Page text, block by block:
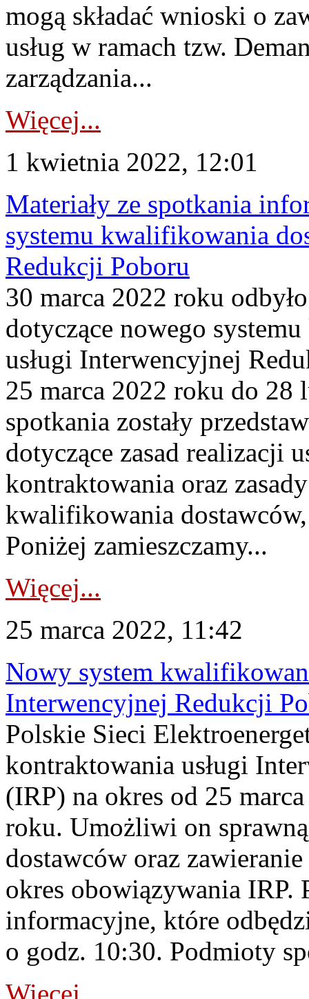
mogą składać wnioski o
usług w ramach tzw.
zarządzania...
Więcej...
1 kwietnia 2022, 12:01
Materiały ze spotkania
systemu kwalifikowania
Redukcji Poboru
30 marca 2022 roku
dotyczące nowego
usługi Interwencyjnej
25 marca 2022 roku do 28
spotkania zostały
dotyczące zasad realizacji
kontraktowania oraz
kwalifikowania
Poniżej zamieszczamy...
Więcej...
25 marca 2022, 11:42
Nowy system
Interwencyjnej Redukcji
Polskie Sieci
kontraktowania usługi
(IRP) na okres od 25
roku. Umożliwi on
dostawców oraz
okres obowiązywania IRP.
informacyjne, które
o godz. 10:30. Podmioty